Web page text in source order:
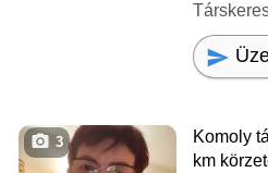
3
Komoly
km